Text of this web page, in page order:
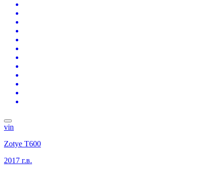
vin
Zotye T600
2017 г.в.